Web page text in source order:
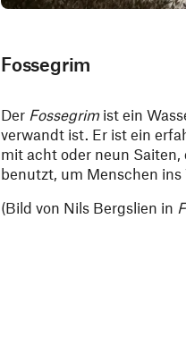
Fossegrim
Der Fossegrimist ein
verwandt ist. Er ist ein
mit acht oder neun
benutzt, um Menschen ins
(Bild von Nils Bergslien in